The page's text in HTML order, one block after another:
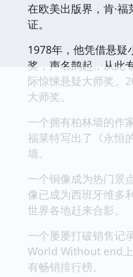
在欧美出版界，肯·
证。
1978年，他凭借悬疑
奖，声名鹊起，从此
际惊悚悬疑大师奖。
大师奖。
一个拥有柏林墙的作
福莱特写出了《永恒
墙。
一个铜像成为热门景
像已成为西班牙维多
世界各地赶来合影。
一个屡屡打破销售记
World Without end
有畅销排行榜。